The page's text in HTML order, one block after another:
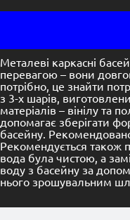
Металеві каркасні
перевагою – вони
потрібно, це знайти
з 3-х шарів,
матеріалів – вінілу та
допомагає зберігати
басейну.
Рекомендується також
вода була чистою, а
воду з басейну за
нього зрошувальним